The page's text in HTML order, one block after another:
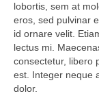
lobortis, sem at
eros, sed pulvinar
id ornare velit.
lectus mi.
consectetur, libero
est. Integer neque
dolor.